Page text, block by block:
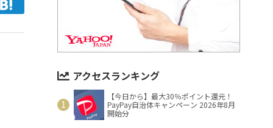
アクセスランキング
【今日から】最大30％ポイント還元！
PayPay自治体キャンペーン 2026年8月
開始分